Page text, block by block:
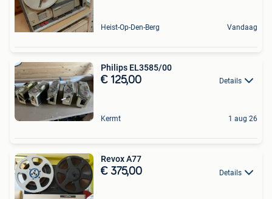
Heist-Op-Den-Berg Vandaag
Philips EL3585/00
€ 125,00 Details
Kermt 1 aug 26
Revox A77
€ 375,00 Details